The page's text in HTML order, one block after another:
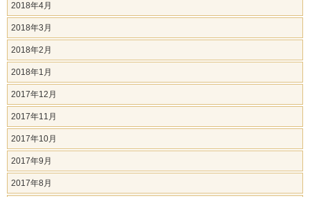
2018年4月
2018年3月
2018年2月
2018年1月
2017年12月
2017年11月
2017年10月
2017年9月
2017年8月